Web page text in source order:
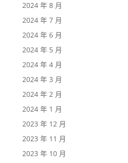
2024 年 8 月
2024 年 7 月
2024 年 6 月
2024 年 5 月
2024 年 4 月
2024 年 3 月
2024 年 2 月
2024 年 1 月
2023 年 12 月
2023 年 11 月
2023 年 10 月